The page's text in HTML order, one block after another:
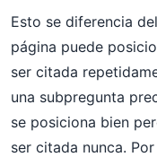
Esto se diferencia
página puede
ser citada
una subpregunta
se posiciona bien
ser citada nunca.